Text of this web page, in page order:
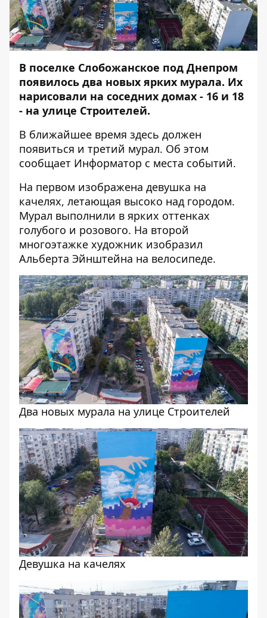
В поселке Слобожанское под Днепром
появилось два новых ярких мурала. Их
нарисовали на соседних домах - 16 и 18
- на улице Строителей.
В ближайшее время здесь должен
появиться и третий мурал. Об этом
сообщает Информатор с места событий.
На первом изображена девушка на
качелях, летающая высоко над городом.
Мурал выполнили в ярких оттенках
голубого и розового. На второй
многоэтажке художник изобразил
Альберта Эйнштейна на велосипеде.
Два новых мурала на улице Строителей
Девушка на качелях